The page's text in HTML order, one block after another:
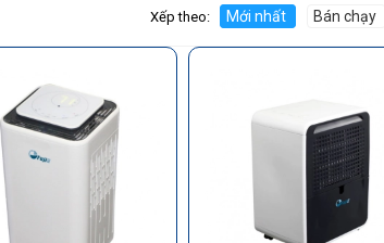
Xếp theo: Mới nhất Bán chạy